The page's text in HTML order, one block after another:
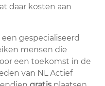
daar kosten aan
gespecialiseerd
mensen die
een toekomst in de
van NL Actief